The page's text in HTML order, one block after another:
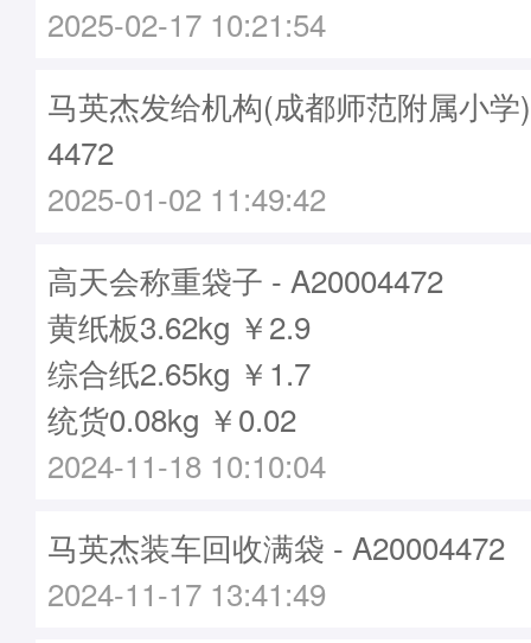
2025-02-17 10:21:54
马英杰发给机构(成都师范附属小
4472
2025-01-02 11:49:42
高天会称重袋子 - A20004472
黄纸板3.62kg ￥2.9
综合纸2.65kg ￥1.7
统货0.08kg ￥0.02
2024-11-18 10:10:04
马英杰装车回收满袋 - A20004472
2024-11-17 13:41:49